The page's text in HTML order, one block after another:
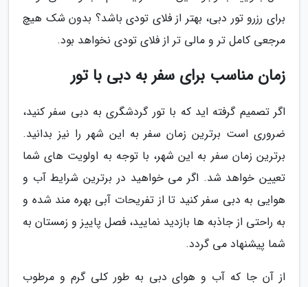
برای رزرو تور دبی، بهتر از فلای تودی باشد؟ بدون شک هیچ
مرجعی کامل تر و مالی تر از فلای تودی نخواهد بود.
زمان مناسب برای سفر به دبی با تور
اگر تصمیم گرفته اید که با تور گردشگری به دبی سفر کنید،
ضروری است برترین زمان سفر به این شهر را نیز بدانید.
برترین زمان سفر به این شهر، با توجه به اولویت های شما
تعیین خواهد شد. اگر می خواهید در برترین شرایط آب و
هوایی به دبی سفر کنید تا از تفریحات آبی بهره مند شده و
به راحتی از جاذبه ها بازدید نمایید، فصل پاییز و زمستان به
شما پیشنهاد می گردد.
از آن جا که آب و هوای دبی به طور کلی گرم و مرطوب